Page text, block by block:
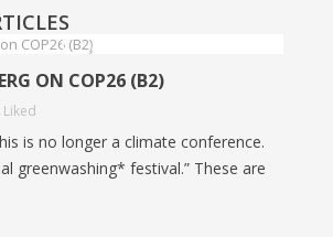
ON COP26 (B2)
Liked
is no longer a climate conference.
greenwashing* festival.” These are